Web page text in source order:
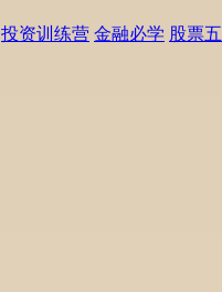
投资训练营 金融必学 股票